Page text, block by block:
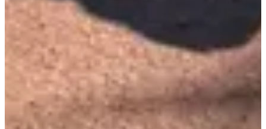
Dates d'inscription
Pas encore communiquées
Plus d'info
Organisateur